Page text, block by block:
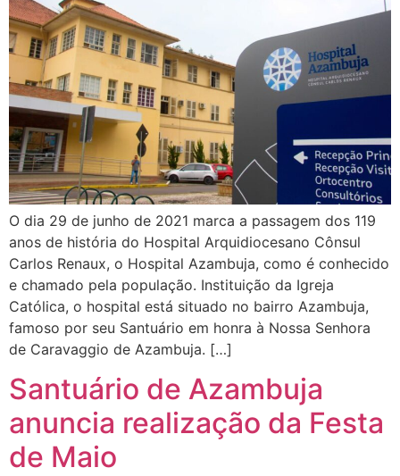
O dia 29 de junho de 2021 marca a passagem dos 119
anos de história do Hospital Arquidiocesano Cônsul
Carlos Renaux, o Hospital Azambuja, como é conhecido
e chamado pela população. Instituição da Igreja
Católica, o hospital está situado no bairro Azambuja,
famoso por seu Santuário em honra à Nossa Senhora
de Caravaggio de Azambuja. […]
Santuário de Azambuja
anuncia realização da Festa
de Maio